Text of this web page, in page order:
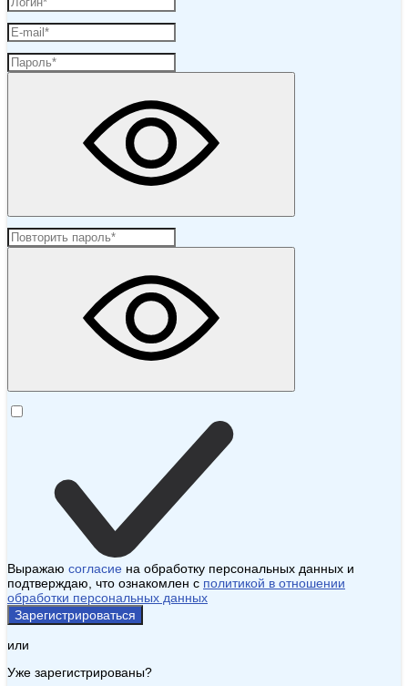
Выражаю согласие на обработку персональных данных и
подтверждаю, что ознакомлен с политикой в отношении
обработки персональных данных
Зарегистрироваться
или
Уже зарегистрированы?